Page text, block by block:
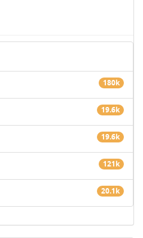
180k
19.6k
19.6k
121k
20.1k